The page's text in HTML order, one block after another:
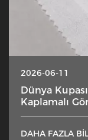
2026-06-11
Dünya
Kaplamalı
DAHA FAZLA